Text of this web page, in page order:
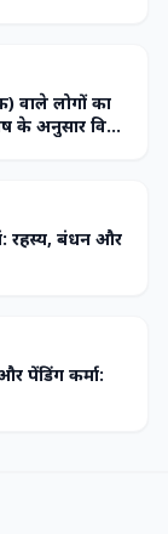
वाले लोगों का
के अनुसार विशेष
रहस्य, बंधन और
पेंडिंग कर्मा: